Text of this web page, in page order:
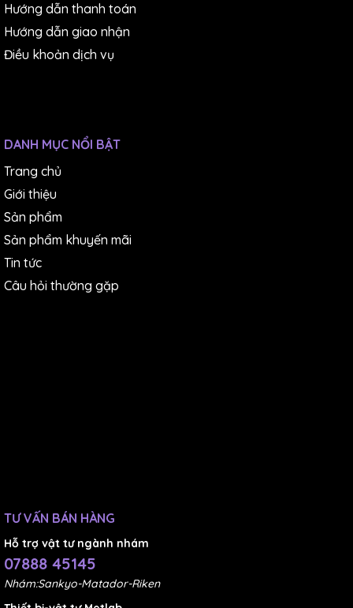
Hướng dẫn thanh toán
Hướng dẫn giao nhận
Điều khoản dịch vụ
DANH MỤC NỔI BẬT
Trang chủ
Giới thiệu
Sản phẩm
Sản phẩm khuyến mãi
Tin tức
Câu hỏi thường gặp
TƯ VẤN BÁN HÀNG
Hỗ trợ vật tư ngành nhám
07888 45145
Nhám:Sankyo-Matador-Riken